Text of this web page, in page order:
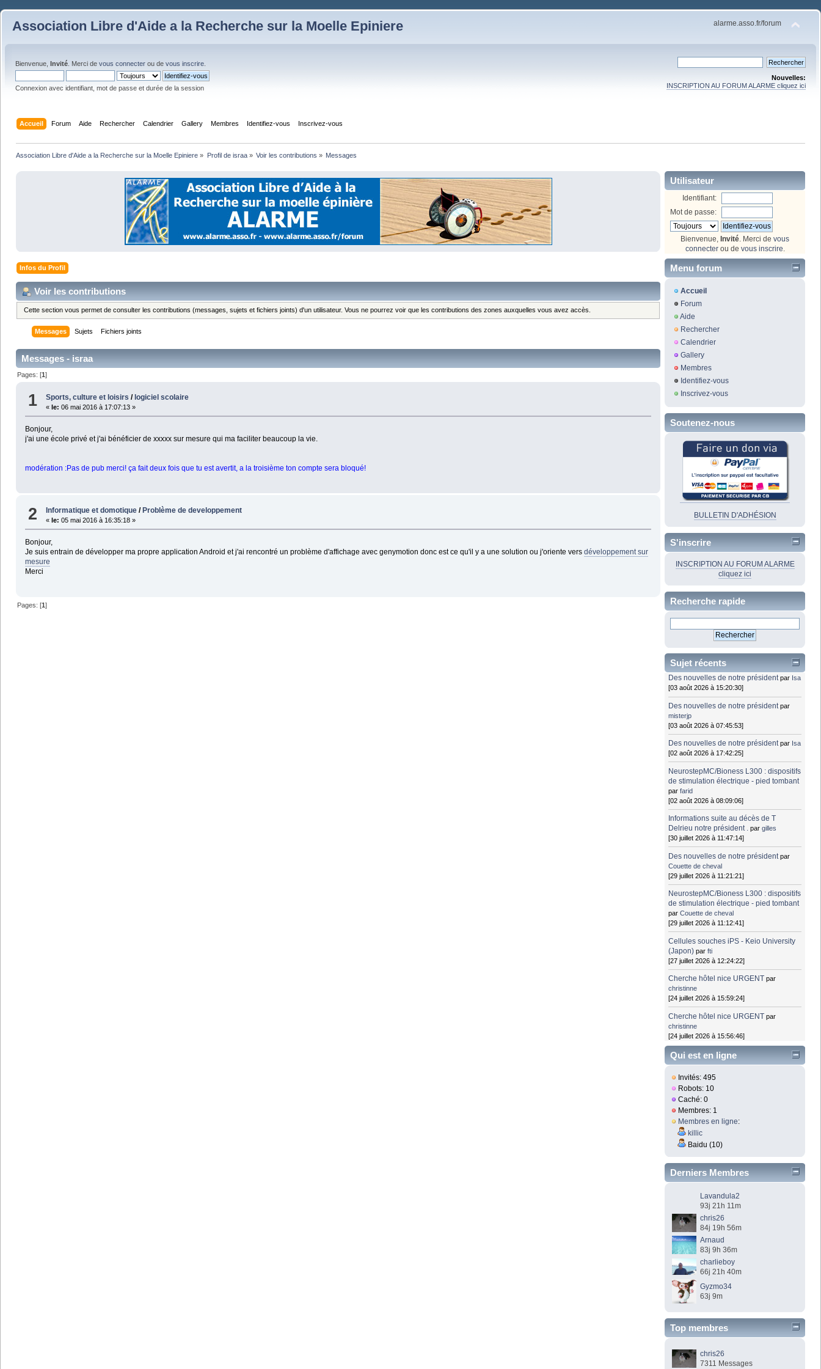
Association Libre d'Aide a la Recherche sur la Moelle Epiniere alarme.asso.fr/forum
Bienvenue, Invité . Merci de vous connecter ou de vous inscrire
Connexion avec identifiant, mot de passe et durée de la session
Nouvelles:
INSCRIPTION AU FORUM ALARME cliquez ici
Accueil Forum Aide Rechercher Calendrier Gallery Membres Identifiez-vous Inscrivez-vous
Association Libre d'Aide a la Recherche sur la Moelle Epiniere » Profil de israa» Voir les contributions » Messages
Infos du Profil
Voir les contributions
Cette section vous permet de consulter les contributions (messages, sujets et fichiers joints) d'un utilisateur. Vous ne pourrez voir que les contributions des zones auxquelles vous avez accès.
Messages Sujets Fichiers joints
Messages - israa
Pages: [1]
1 Sports, culture et loisirs / logiciel scolaire
«le: 06 mai 2016 à 17:07:13 »
Bonjour,
j'ai une école privé et j'ai bénéficier de xxxxx sur mesure qui ma faciliter beaucoup la vie.
modération :Pas de pub merci! ça fait deux fois que tu est avertit, a la troisième ton compte sera bloqué!
2 Informatique et domotique / Problème de developpement
« le: 05 mai 2016 à 16:35:18 »
Bonjour,
Je suis entrain de développer ma propre application Android et j'ai rencontré un problème d'affichage avec genymotion donc est ce qu'il y a une solution ou j'oriente vers développement sur
mesure
Merci
Pages: [1]
Utilisateur
Identifiant:
Mot de passe:
Bienvenue, Invité . Merci de vous
connecterou de vous inscrire
Menu forum
Accueil
Forum
Aide
Rechercher
Calendrier
Gallery
Membres
Identifiez-vous
Inscrivez-vous
Soutenez-nous
BULLETIN D'ADHÉSION
S'inscrire
INSCRIPTION AU FORUM ALARME
cliquez ici
Recherche rapide
Sujet récents
Des nouvelles de notre président par Isa
[03 août 2026 à 15:20:30]
Des nouvelles de notre président par
misterjp
[03 août 2026 à 07:45:53]
Des nouvelles de notre président par Isa
[02 août 2026 à 17:42:25]
NeurostepMC/Bioness L300 : dispositifs
de stimulation électrique - pied tombant
parfarid
[02 août 2026 à 08:09:06]
Informations suite au décès de T
Delrieu notre président . pargilles
[30 juillet 2026 à 11:47:14]
Des nouvelles de notre président par
Couette de cheval
[29 juillet 2026 à 11:21:21]
NeurostepMC/Bioness L300 : dispositifs
de stimulation électrique - pied tombant
parCouette de cheval
[29 juillet 2026 à 11:12:41]
Cellules souches iPS - Keio University
(Japon) parfti
[27 juillet 2026 à 12:24:22]
Cherche hôtel nice URGENT par
christinne
[24 juillet 2026 à 15:59:24]
Cherche hôtel nice URGENT par
christinne
[24 juillet 2026 à 15:56:46]
Qui est en ligne
Invités: 495
Robots: 10
Caché: 0
Membres: 1
Membres en ligne:
killic
Baidu (10)
Derniers Membres
Lavandula2
93j 21h 11m
chris26
84j 19h 56m
Arnaud
83j 9h 36m
charlieboy
66j 21h 40m
Gyzmo34
63j 9m
Top membres
chris26
7311 Messages